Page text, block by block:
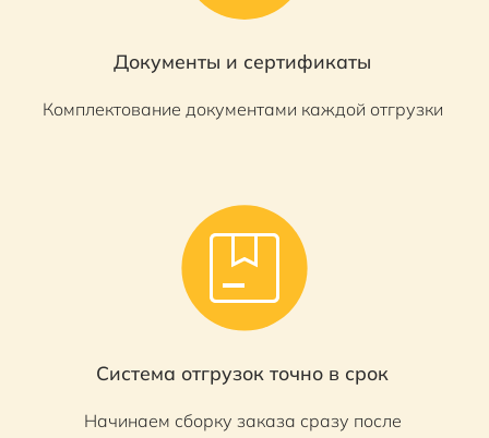
Документы и сертификаты
Комплектование документами каждой отгрузки
Система отгрузок точно в срок
Начинаем сборку заказа сразу после